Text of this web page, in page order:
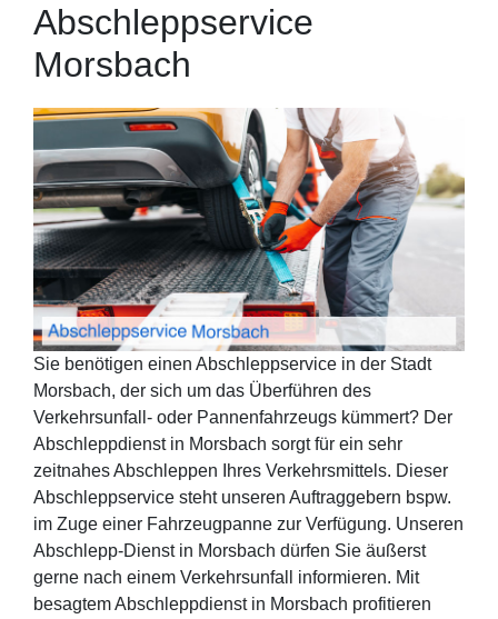
Abschleppservice
Morsbach
Sie benötigen einen Abschleppservice in der Stadt
Morsbach, der sich um das Überführen des
Verkehrsunfall- oder Pannenfahrzeugs kümmert? Der
Abschleppdienst in Morsbach sorgt für ein sehr
zeitnahes Abschleppen Ihres Verkehrsmittels. Dieser
Abschleppservice steht unseren Auftraggebern bspw.
im Zuge einer Fahrzeugpanne zur Verfügung. Unseren
Abschlepp-Dienst in Morsbach dürfen Sie äußerst
gerne nach einem Verkehrsunfall informieren. Mit
besagtem Abschleppdienst in Morsbach profitieren